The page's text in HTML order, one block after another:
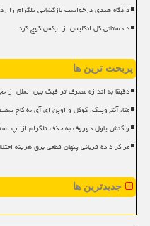
دادگاه هندی درخواست بازگشایی تلگرام را
دادستانی کل انگلیس از ایکس کوچ کرد
پربحث ترین ها
دقیقا به اندازه مصرف ترافیک بین الملل
متا، آنتروپیک، گوگل و اوپن ای آی به کاخ
واکنش پاول دوروف به حذف تلگرام از اپ
مراکز داده قربانی پنهان قطعی برق هزینه
جدیدترین ها